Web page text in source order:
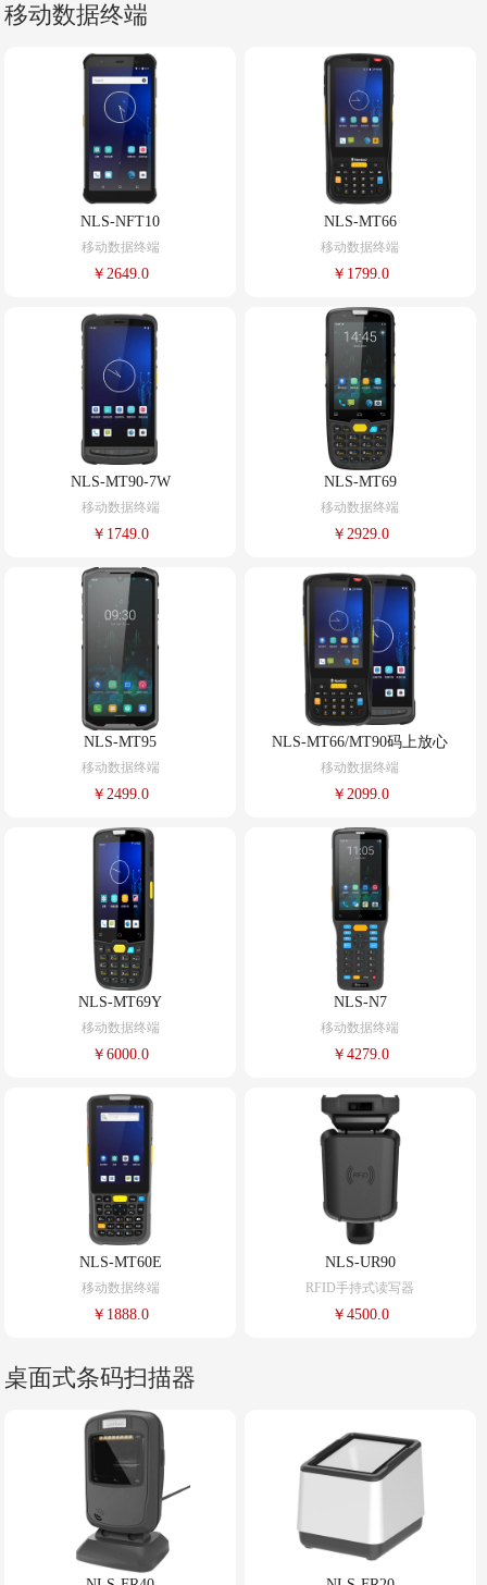
移动数据终端
NLS-NFT10
移动数据终端
￥2649.0
NLS-MT66
移动数据终端
￥1799.0
NLS-MT90-7W
移动数据终端
￥1749.0
NLS-MT69
移动数据终端
￥2929.0
NLS-MT95
移动数据终端
￥2499.0
NLS-MT66/MT90码上放心
移动数据终端
￥2099.0
NLS-MT69Y
移动数据终端
￥6000.0
NLS-N7
移动数据终端
￥4279.0
NLS-MT60E
移动数据终端
￥1888.0
NLS-UR90
RFID手持式读写器
￥4500.0
桌面式条码扫描器